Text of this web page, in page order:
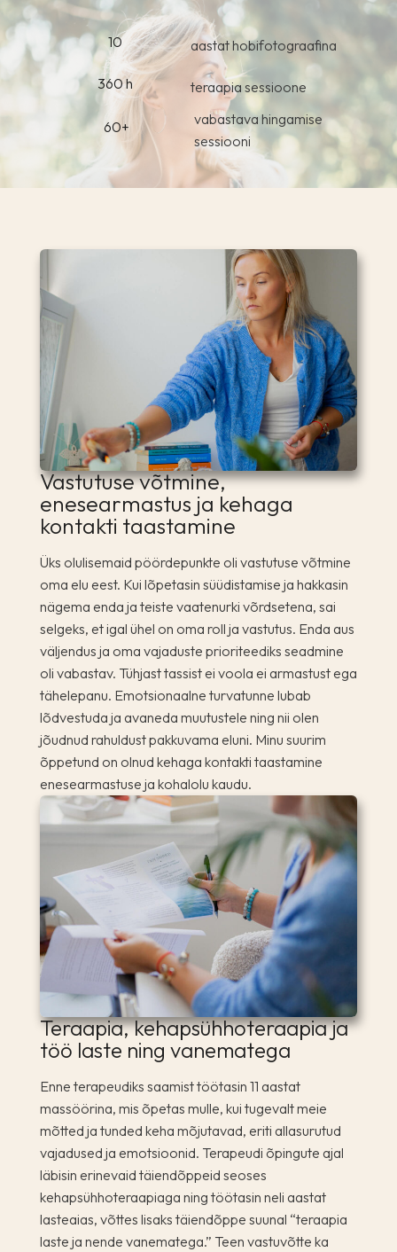
10 aastat hobifotograafina
360 h teraapia sessioone
60+
vabastava hingamise
sessiooni
Vastutuse võtmine,
enesearmastus ja kehaga
kontakti taastamine
Üks olulisemaid pöördepunkte oli vastutuse võtmine
oma elu eest. Kui lõpetasin süüdistamise ja hakkasin
nägema enda ja teiste vaatenurki võrdsetena, sai
selgeks, et igal ühel on oma roll ja vastutus. Enda aus
väljendus ja oma vajaduste prioriteediks seadmine
oli vabastav. Tühjast tassist ei voola ei armastust ega
tähelepanu. Emotsionaalne turvatunne lubab
lõdvestuda ja avaneda muutustele ning nii olen
jõudnud rahuldust pakkuvama eluni. Minu suurim
õppetund on olnud kehaga kontakti taastamine
enesearmastuse ja kohalolu kaudu.
Teraapia, kehapsühhoteraapia ja
töö laste ning vanematega
Enne terapeudiks saamist töötasin 11 aastat
massöörina, mis õpetas mulle, kui tugevalt meie
mõtted ja tunded keha mõjutavad, eriti allasurutud
vajadused ja emotsioonid. Terapeudi õpingute ajal
läbisin erinevaid täiendõppeid seoses
kehapsühhoteraapiaga ning töötasin neli aastat
lasteaias, võttes lisaks täiendõppe suunal “teraapia
laste ja nende vanematega.” Teen vastuvõtte ka